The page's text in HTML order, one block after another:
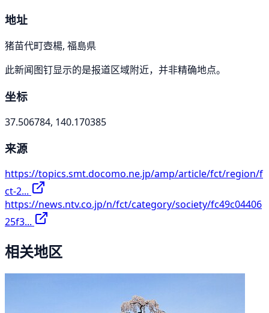
地址
猪苗代町壺楊, 福島県
此新闻图钉显示的是报道区域附近，并非精确地点。
坐标
37.506784, 140.170385
来源
https://topics.smt.docomo.ne.jp/amp/article/fct/region/f
ct-2...
https://news.ntv.co.jp/n/fct/category/society/fc49c04406
25f3...
相关地区